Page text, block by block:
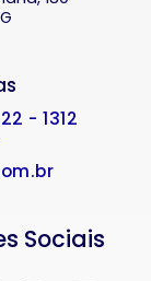
- 1312
Sociais